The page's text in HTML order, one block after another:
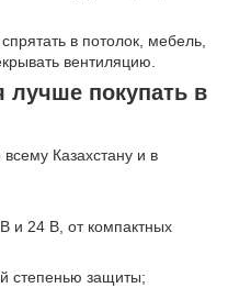
в потолок, мебель,
вентиляцию.
лучше покупать в
Казахстану и в
и 24 В, от компактных
степенью защиты;